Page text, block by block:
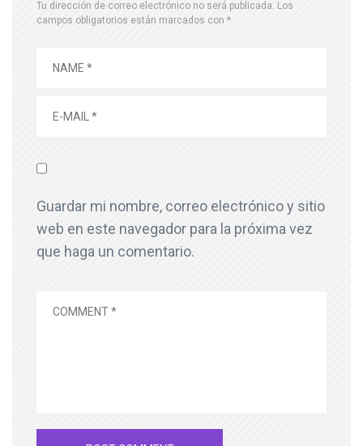
Tu dirección de correo electrónico no será publicada. Los
campos obligatorios están marcados con *
Guardar mi nombre, correo electrónico y sitio
web en este navegador para la próxima vez
que haga un comentario.